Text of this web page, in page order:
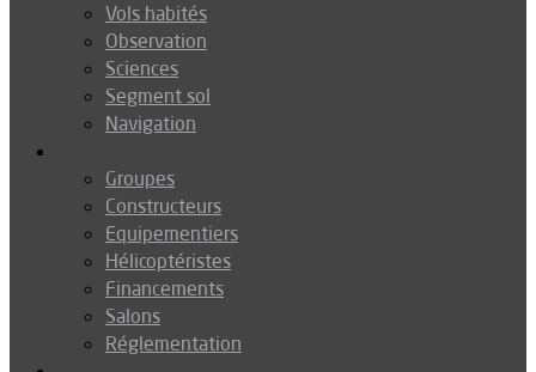
Vols habités
Observation
Sciences
Segment sol
Navigation
Groupes
Constructeurs
Equipementiers
Hélicoptéristes
Financements
Salons
Réglementation